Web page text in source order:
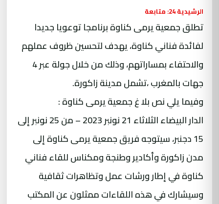
الرشيدية 24: متابعة
تطلق جمعية يرمى كناوة برنامجا توعويا جديدا
لفائدة فناني كناوة، يهدف لتحسين ظروف عملهم
والاحتفاء بمساراتهم، وذلك من خلال جولة عبر 4
جهات بالمغرب ،تشمل مدينة زاكورة.
وفيما يلي نص بلا غ جمعية يرمى كناوة :
الدار البيضاء الثلاثاء 21 نونبر 2023 – من 25 نونبر إلى
15 دجنبر، سيتوجه فريق جمعية يرمى كناوة إلى
مدن زاكورة وأكادير وطنجة ومكناس للقاء فناني
كناوة في إطار ورشات عمل وتظاهرات ثقافية
وسيشارك في هذه اللقاءات ممثلون عن المكتب